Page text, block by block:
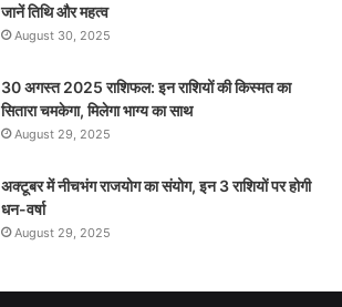
जानें तिथि और महत्व
August 30, 2025
30 अगस्त 2025 राशिफल: इन राशियों की किस्मत का
सितारा चमकेगा, मिलेगा भाग्य का साथ
August 29, 2025
अक्टूबर में नीचभंग राजयोग का संयोग, इन 3 राशियों पर होगी
धन-वर्षा
August 29, 2025